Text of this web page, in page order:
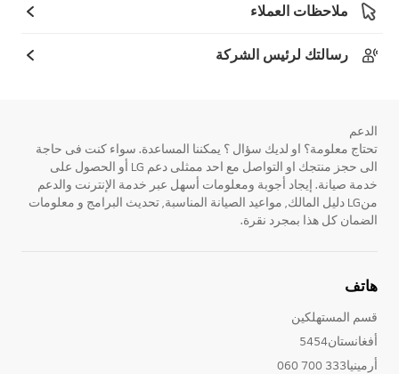
ملاحظات العملاء
رسالتك لرئيس الشركة
الدعم
تحتاج معلومة؟ او لديك سؤال ؟ يمكننا المساعدة. سواء كنت فى حاجة
الى حجز منتجك او التواصل مع احد ممثلى دعم LG أو الحصول على
خدمة صيانة. إيجاد أجوبة ومعلومات أسهل عبر خدمة الإنترنت والدعم
منLG دليل المالك, مواعيد الصيانة المناسبة, تحديث البرامج و معلومات
الضمان كل هذا بمجرد نقرة.
هاتف
قسم المستهلكين
أفغانستان5454
أرمينيا333 700 060